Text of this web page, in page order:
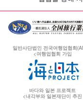
일반사단법인 전국여행업협회
<여행업협회 가입
바다와 일본 프로젝트
<내각부와 일본재단이 추진